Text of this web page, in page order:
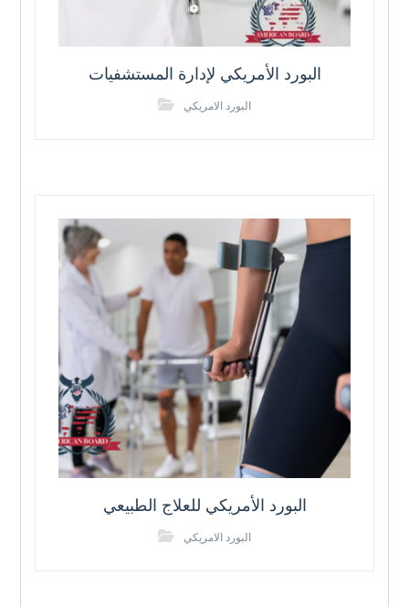
البورد الأمريكي لإدارة المستشفيات
البورد الامريكي
البورد الأمريكي للعلاج الطبيعي
البورد الامريكي